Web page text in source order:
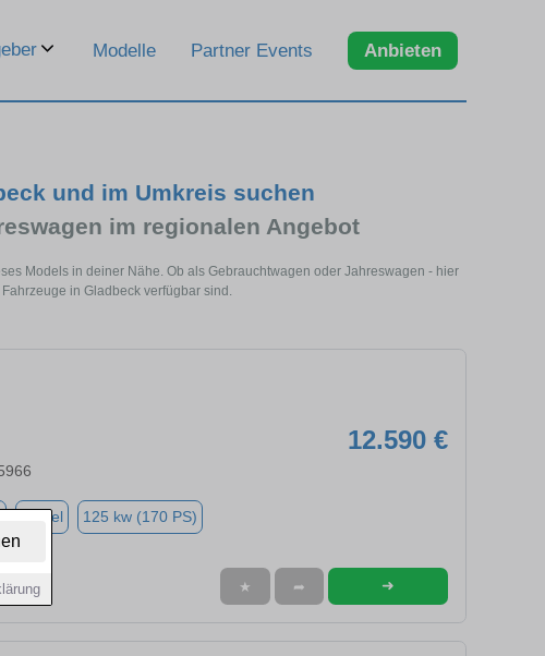
Modelle Partner Events Anbieten
und im Umkreis suchen
im regionalen Angebot
Models in deiner Nähe. Ob als Gebrauchtwagen oder Jahreswagen - hier
in Gladbeck verfügbar sind.
12.590 €
Diesel 125 kw (170 PS)
★ ➦ ➜